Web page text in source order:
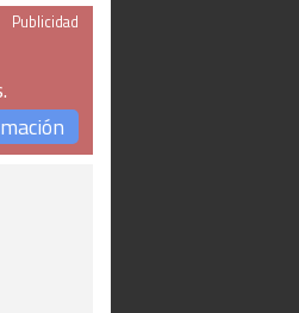
Publicidad